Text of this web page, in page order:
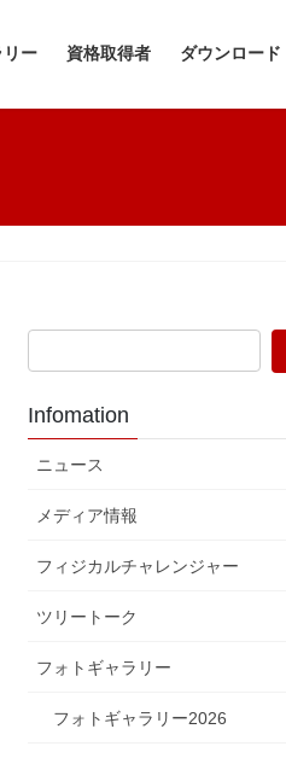
リー 資格取得者 ダウンロード
Infomation
ニュース
メディア情報
フィジカルチャレンジャー
ツリートーク
フォトギャラリー
フォトギャラリー2026